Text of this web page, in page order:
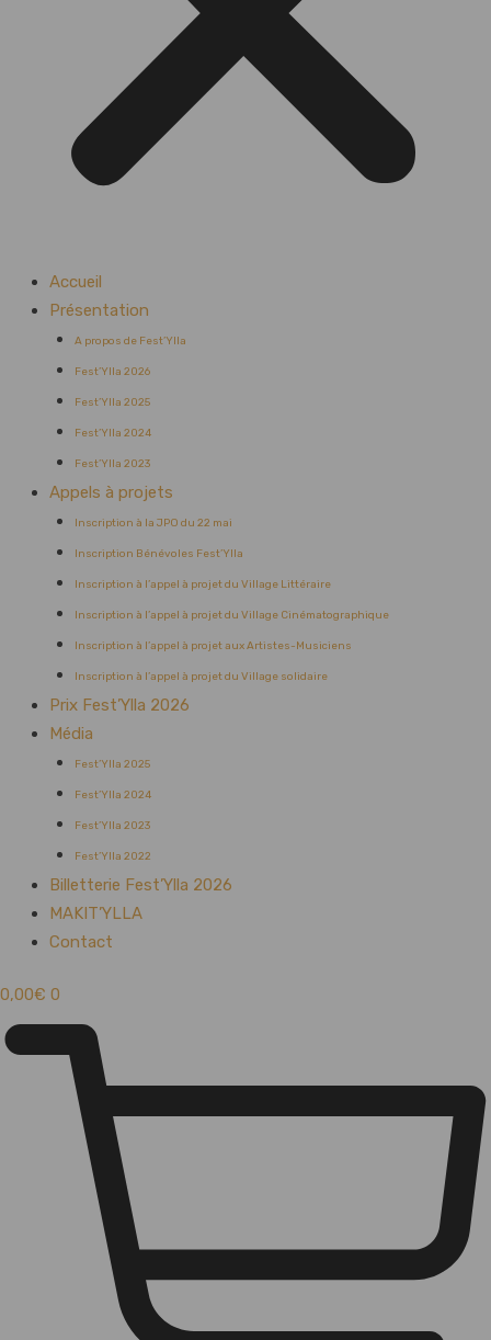
Accueil
Présentation
A propos de Fest’Ylla
Fest’Ylla 2026
Fest’Ylla 2025
Fest’Ylla 2024
Fest’Ylla 2023
Appels à projets
Inscription à la JPO du 22 mai
Inscription Bénévoles Fest’Ylla
Inscription à l’appel à projet du Village Littéraire
Inscription à l’appel à projet du Village Cinématographique
Inscription à l’appel à projet aux Artistes-Musiciens
Inscription à l’appel à projet du Village solidaire
Prix Fest’Ylla 2026
Média
Fest’Ylla 2025
Fest’Ylla 2024
Fest’Ylla 2023
Fest’Ylla 2022
Billetterie Fest’Ylla 2026
MAKIT’YLLA
Contact
0,00€ 0